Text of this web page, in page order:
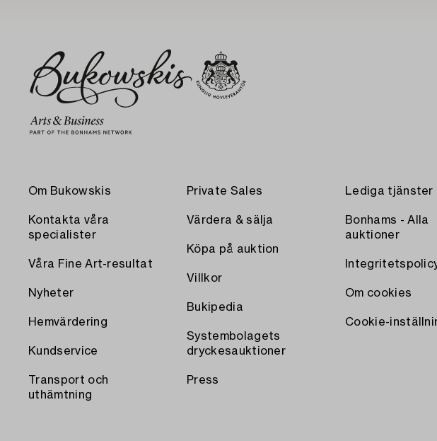
Om Bukowskis
Kontakta våra
specialister
Våra Fine Art-resultat
Nyheter
Hemvärdering
Kundservice
Transport och
uthämtning
Private Sales
Värdera & sälja
Köpa på auktion
Villkor
Bukipedia
Systembolagets
dryckesauktioner
Press
Lediga tjänster
Bonhams - Alla
auktioner
Om cookies
Cookie-